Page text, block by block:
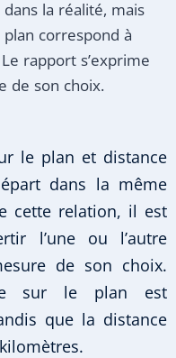
la réalité, mais
correspond à
rapport s’exprime
de son choix.
le plan et distance
dans la même
cette relation, il est
l’une ou l’autre
de son choix.
sur le plan est
que la distance